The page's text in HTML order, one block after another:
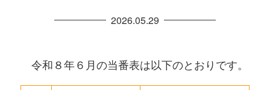
2026.05.29
令和８年６月の当番表は以下のとおりです。